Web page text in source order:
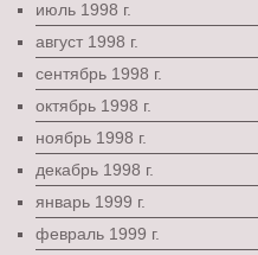
июль 1998 г.
август 1998 г.
сентябрь 1998 г.
октябрь 1998 г.
ноябрь 1998 г.
декабрь 1998 г.
январь 1999 г.
февраль 1999 г.